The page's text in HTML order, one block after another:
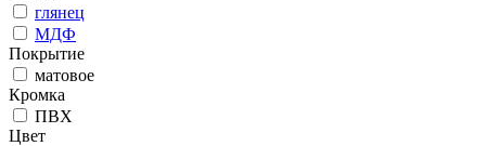
глянец
МДФ
Покрытие
матовое
Кромка
ПВХ
Цвет